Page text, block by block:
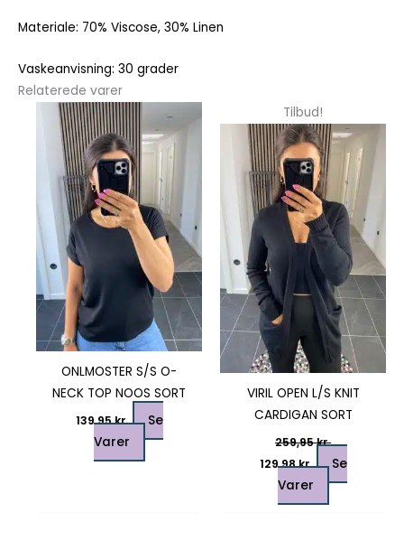
Materiale: 70% Viscose, 30% Linen
Vaskeanvisning: 30 grader
Relaterede varer
ONLMOSTER S/S O-
NECK TOP NOOS SORT
139,95kr.
Se
Varer
vare
har
flere
varianter.
Mulighederne
kan
vælges
på
varesiden
Tilbud!
VIRIL OPEN L/S KNIT
CARDIGAN SORT
259,95kr.
129,98kr.
Se
Varer
vare
har
flere
varianter.
kan
vælges
på
varesiden